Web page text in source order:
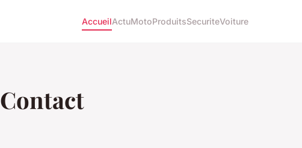
AccueilActuMotoProduitsSecuriteVoiture
Contact